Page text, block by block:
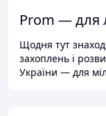
Prom — для
Щодня тут
захоплень і
України — для